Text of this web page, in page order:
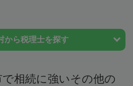
から税理士を探す
相続に強いその他の